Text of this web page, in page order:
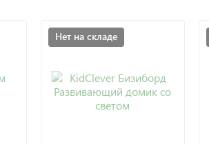
Нет на складе